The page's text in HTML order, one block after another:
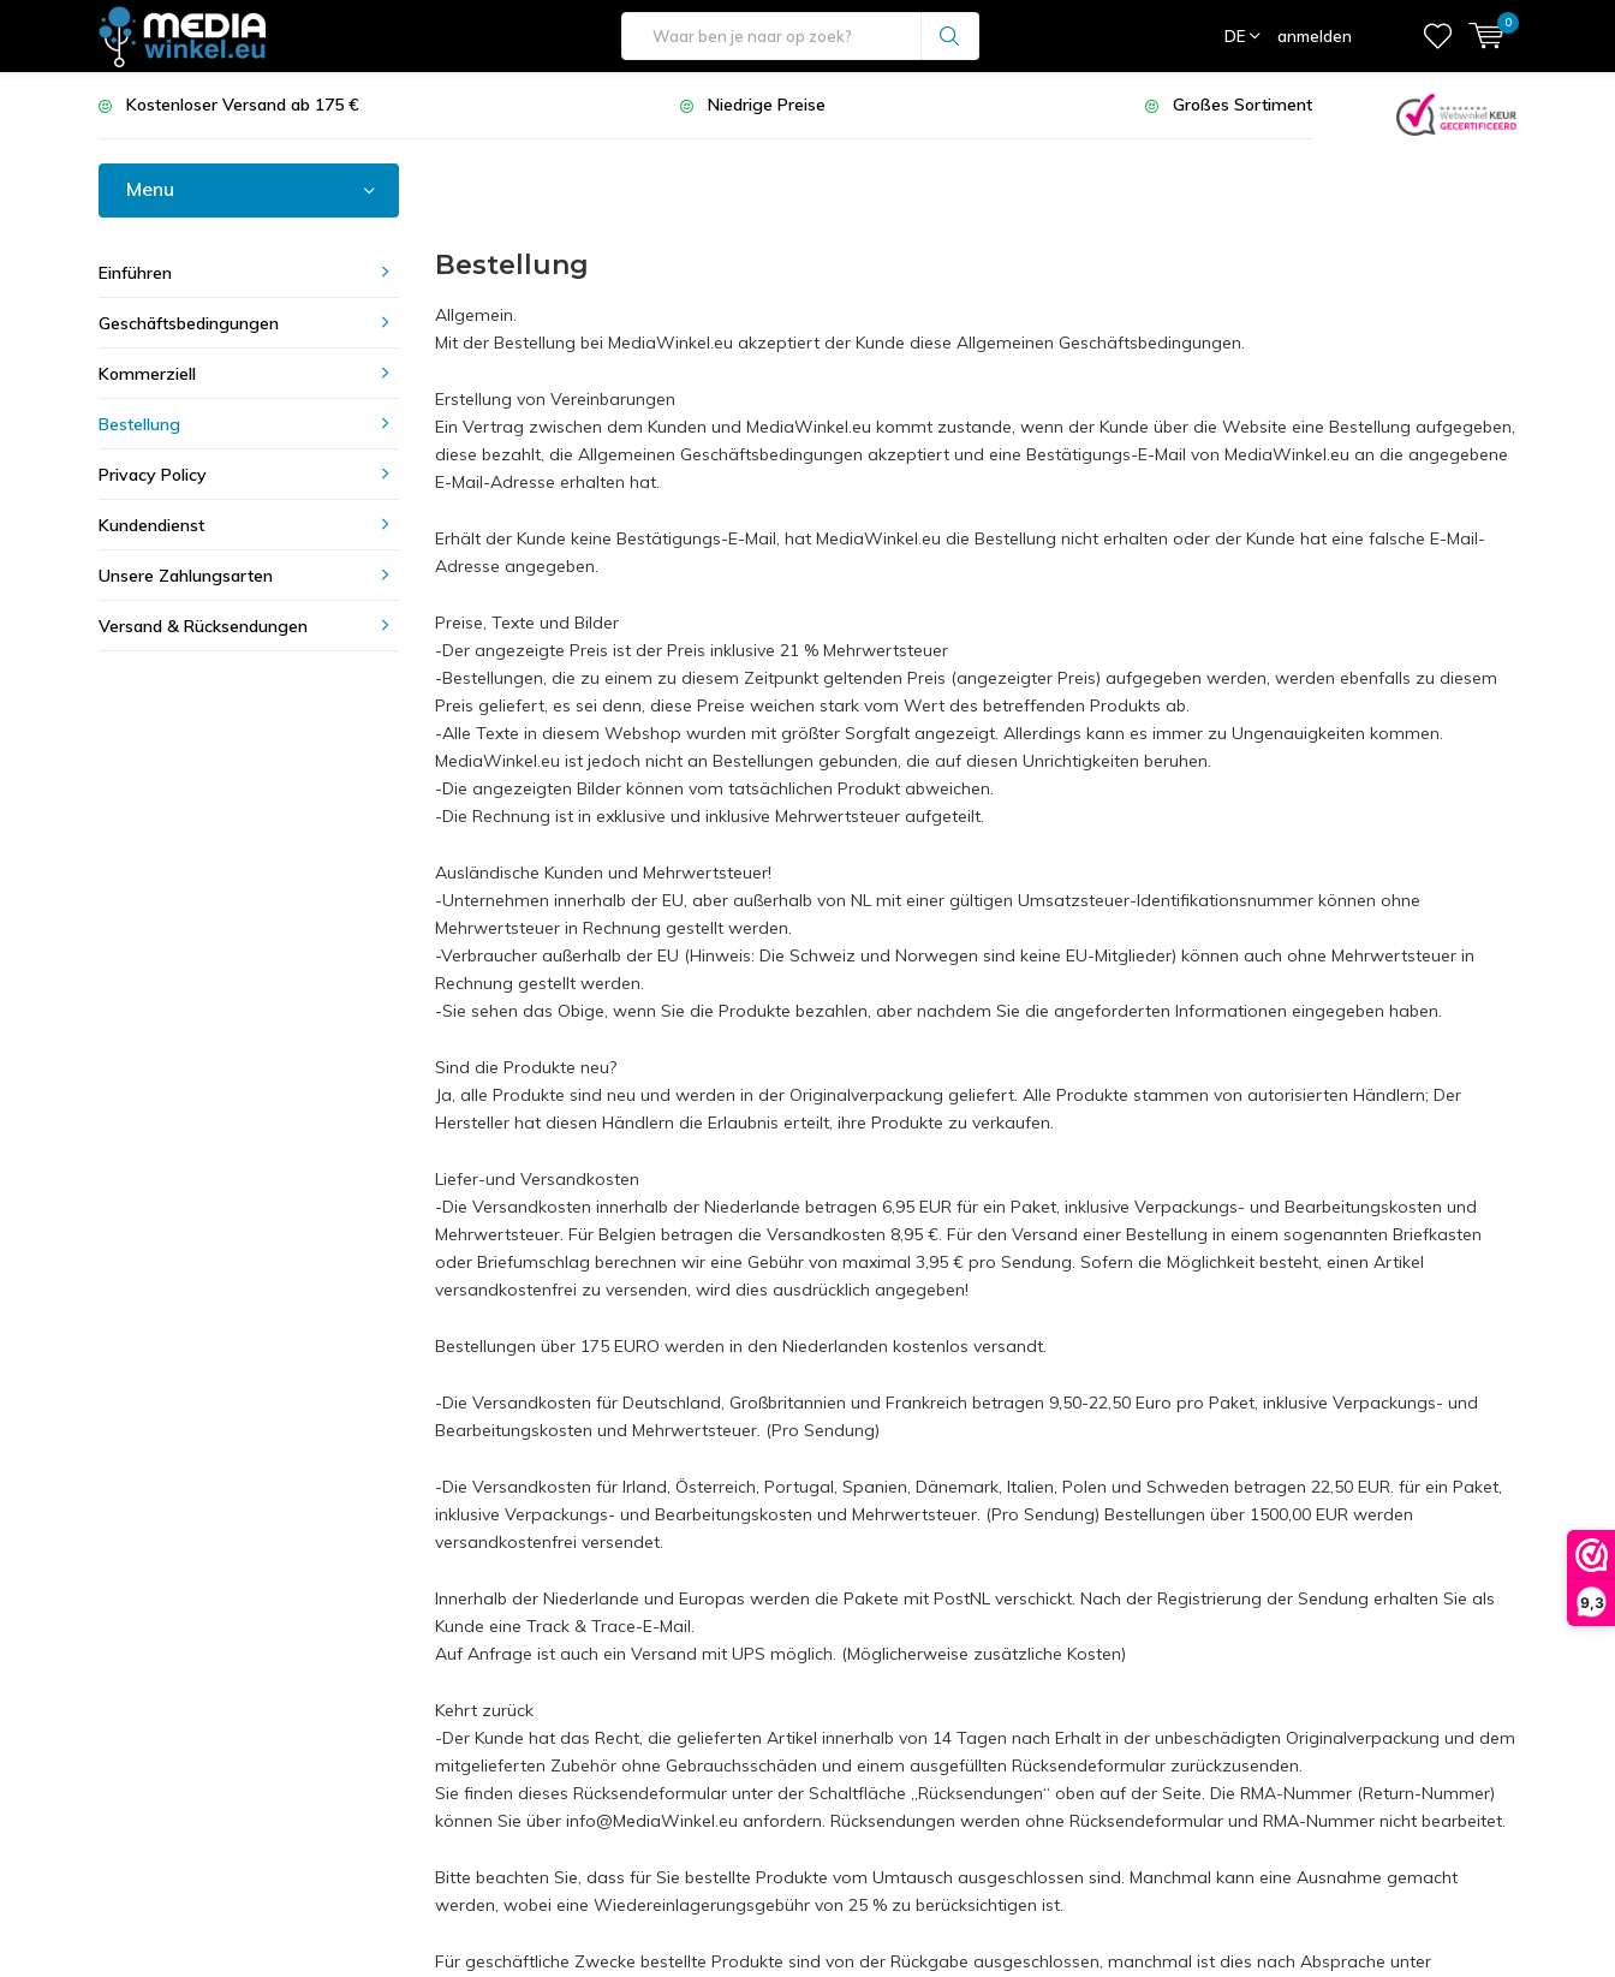
9,3
DE anmelden
0
Kostenloser Versand ab 175 € Niedrige Preise Großes Sortiment
Menu
Bestellung
Allgemein.
Mit der Bestellung bei MediaWinkel.eu akzeptiert der Kunde diese Allgemeinen Geschäftsbedingungen.
Erstellung von Vereinbarungen
Ein Vertrag zwischen dem Kunden und MediaWinkel.eu kommt zustande, wenn der Kunde über die Website eine Bestellung aufgegeben,
diese bezahlt, die Allgemeinen Geschäftsbedingungen akzeptiert und eine Bestätigungs-E-Mail von MediaWinkel.eu an die angegebene
E-Mail-Adresse erhalten hat.
Erhält der Kunde keine Bestätigungs-E-Mail, hat MediaWinkel.eu die Bestellung nicht erhalten oder der Kunde hat eine falsche E-Mail-
Adresse angegeben.
Preise, Texte und Bilder
-Der angezeigte Preis ist der Preis inklusive 21 % Mehrwertsteuer
-Bestellungen, die zu einem zu diesem Zeitpunkt geltenden Preis (angezeigter Preis) aufgegeben werden, werden ebenfalls zu diesem
Preis geliefert, es sei denn, diese Preise weichen stark vom Wert des betreffenden Produkts ab.
-Alle Texte in diesem Webshop wurden mit größter Sorgfalt angezeigt. Allerdings kann es immer zu Ungenauigkeiten kommen.
MediaWinkel.eu ist jedoch nicht an Bestellungen gebunden, die auf diesen Unrichtigkeiten beruhen.
-Die angezeigten Bilder können vom tatsächlichen Produkt abweichen.
-Die Rechnung ist in exklusive und inklusive Mehrwertsteuer aufgeteilt.
Ausländische Kunden und Mehrwertsteuer!
-Unternehmen innerhalb der EU, aber außerhalb von NL mit einer gültigen Umsatzsteuer-Identifikationsnummer können ohne
Mehrwertsteuer in Rechnung gestellt werden.
-Verbraucher außerhalb der EU (Hinweis: Die Schweiz und Norwegen sind keine EU-Mitglieder) können auch ohne Mehrwertsteuer in
Rechnung gestellt werden.
-Sie sehen das Obige, wenn Sie die Produkte bezahlen, aber nachdem Sie die angeforderten Informationen eingegeben haben.
Sind die Produkte neu?
Ja, alle Produkte sind neu und werden in der Originalverpackung geliefert. Alle Produkte stammen von autorisierten Händlern; Der
Hersteller hat diesen Händlern die Erlaubnis erteilt, ihre Produkte zu verkaufen.
Liefer-und Versandkosten
-Die Versandkosten innerhalb der Niederlande betragen 6,95 EUR für ein Paket, inklusive Verpackungs- und Bearbeitungskosten und
Mehrwertsteuer. Für Belgien betragen die Versandkosten 8,95 €. Für den Versand einer Bestellung in einem sogenannten Briefkasten
oder Briefumschlag berechnen wir eine Gebühr von maximal 3,95 € pro Sendung. Sofern die Möglichkeit besteht, einen Artikel
versandkostenfrei zu versenden, wird dies ausdrücklich angegeben!
Bestellungen über 175 EURO werden in den Niederlanden kostenlos versandt.
-Die Versandkosten für Deutschland, Großbritannien und Frankreich betragen 9,50-22,50 Euro pro Paket, inklusive Verpackungs- und
Bearbeitungskosten und Mehrwertsteuer. (Pro Sendung)
-Die Versandkosten für Irland, Österreich, Portugal, Spanien, Dänemark, Italien, Polen und Schweden betragen 22,50 EUR. für ein Paket,
inklusive Verpackungs- und Bearbeitungskosten und Mehrwertsteuer. (Pro Sendung) Bestellungen über 1500,00 EUR werden
versandkostenfrei versendet.
Innerhalb der Niederlande und Europas werden die Pakete mit PostNL verschickt. Nach der Registrierung der Sendung erhalten Sie als
Kunde eine Track & Trace-E-Mail.
Auf Anfrage ist auch ein Versand mit UPS möglich. (Möglicherweise zusätzliche Kosten)
Kehrt zurück
-Der Kunde hat das Recht, die gelieferten Artikel innerhalb von 14 Tagen nach Erhalt in der unbeschädigten Originalverpackung und dem
mitgelieferten Zubehör ohne Gebrauchsschäden und einem ausgefüllten Rücksendeformular zurückzusenden.
Sie finden dieses Rücksendeformular unter der Schaltfläche „Rücksendungen“ oben auf der Seite. Die RMA-Nummer (Return-Nummer)
können Sie über info@MediaWinkel.eu anfordern. Rücksendungen werden ohne Rücksendeformular und RMA-Nummer nicht bearbeitet.
Bitte beachten Sie, dass für Sie bestellte Produkte vom Umtausch ausgeschlossen sind. Manchmal kann eine Ausnahme gemacht
werden, wobei eine Wiedereinlagerungsgebühr von 25 % zu berücksichtigen ist.
Für geschäftliche Zwecke bestellte Produkte sind von der Rückgabe ausgeschlossen, manchmal ist dies nach Absprache unter
Einführen
Geschäftsbedingungen
Kommerziell
Bestellung
Privacy Policy
Kundendienst
Unsere Zahlungsarten
Versand & Rücksendungen